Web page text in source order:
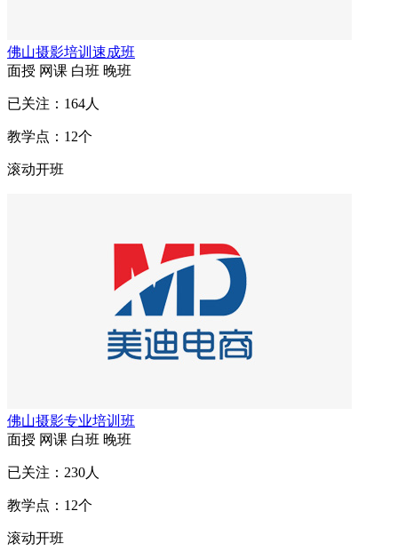
佛山摄影培训速成班
面授 网课 白班 晚班
已关注： 164人
教学点： 12个
滚动开班
佛山摄影专业培训班
面授 网课 白班 晚班
已关注： 230人
教学点： 12个
滚动开班